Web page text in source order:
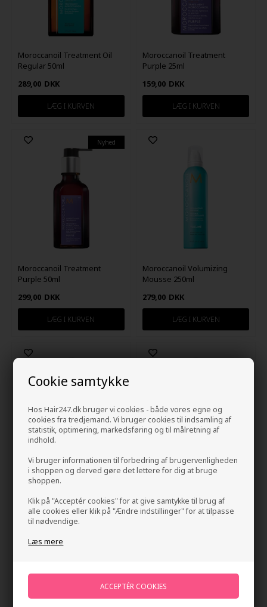
Cookie samtykke
Hos Hair247.dk bruger vi cookies - både vores egne og
cookies fra tredjemand. Vi bruger cookies til indsamling af
statistik, optimering, markedsføring og til målretning af
indhold.
Vi bruger informationen til forbedring af brugervenligheden
i shoppen og derved gøre det lettere for dig at bruge
shoppen.
Klik på "Acceptér cookies" for at give samtykke til brug af
alle cookies eller klik på "Ændre indstillinger" for at tilpasse
til nødvendige.
Læs mere
Moroccanoil Treatment Oil
Regular 50ml
289,00 DKK
Moroccanoil Treatment
Purple 25ml
159,00 DKK
Nyhed
Moroccanoil Treatment
Purple 50ml
299,00 DKK
Moroccanoil Volumizing
Mousse 250ml
279,00 DKK
Moroccanoil Dry Shampoo
229,00 DKK
229,00 DKK